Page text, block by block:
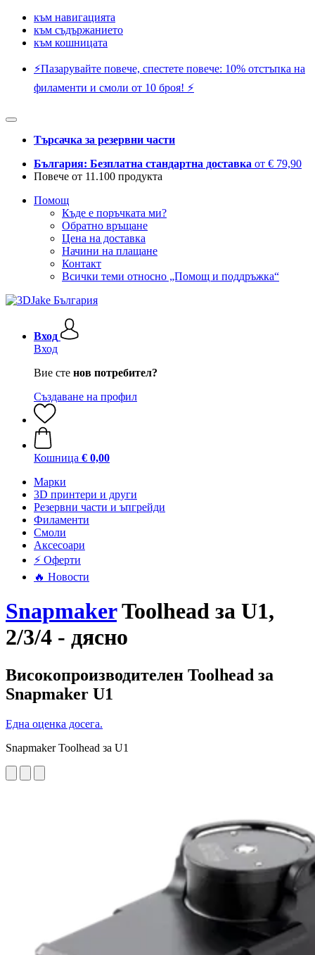
към навигацията
към съдържанието
към кошницата
⚡️Пазарувайте повече, спестете повече: 10% отстъпка на
филаменти и смоли от 10 броя! ⚡️
Търсачка за резервни части
България: Безплатна стандартна доставка от € 79,90
Повече от 11.100 продукта
Помощ
Къде е поръчката ми?
Обратно връщане
Цена на доставка
Начини на плащане
Контакт
Всички теми относно „Помощ и поддръжка“
Вход
Вход
Вие сте нов потребител?
Създаване на профил
Кошница € 0,00
Mарки
3D принтери и други
Резервни части и ъпгрейди
Филаменти
Смоли
Аксесоари
⚡ Оферти
🔥 Новости
SnapmakerToolhead за U1,
2/3/4 - дясно
Високопроизводителен Toolhead за
Snapmaker U1
Една оценка досега.
Snapmaker Toolhead за U1